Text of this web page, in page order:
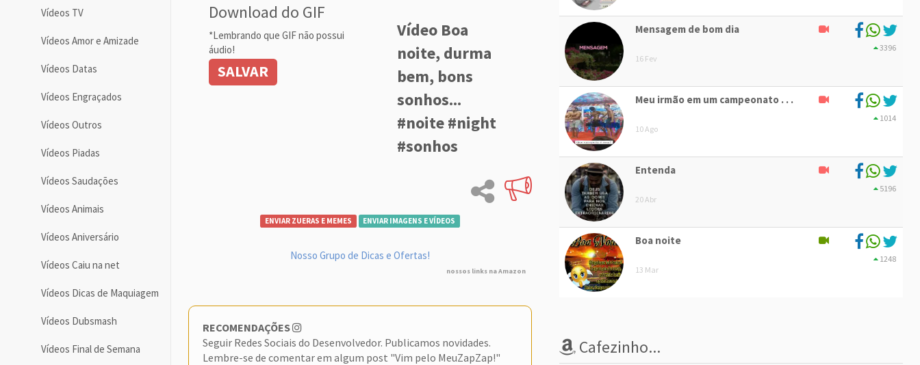
Vídeos TV
Vídeos Amor e Amizade
Vídeos Datas
Vídeos Engraçados
Vídeos Outros
Vídeos Piadas
Vídeos Saudações
Vídeos Animais
Vídeos Aniversário
Vídeos Caiu na net
Vídeos Dicas de Maquiagem
Vídeos Dubsmash
Vídeos Final de Semana
Download do GIF
*Lembrando que GIF não possui
áudio!
SALVAR
Vídeo Boa
noite, durma
bem, bons
sonhos...
#noite #night
#sonhos
ENVIAR ZUERAS E MEMES ENVIAR IMAGENS E VÍDEOS
Nosso Grupo de Dicas e Ofertas!
nossos links na Amazon
RECOMENDAÇÕES
Seguir Redes Sociais do Desenvolvedor. Publicamos novidades.
Lembre-se de comentar em algum post "Vim pelo MeuZapZap!"
Mensagem de bom dia
16 Fev
3396
Meu irmão em um campeonato . . .
10 Ago
1014
Entenda
20 Abr
5196
Boa noite
13 Mar
1248
Cafezinho...